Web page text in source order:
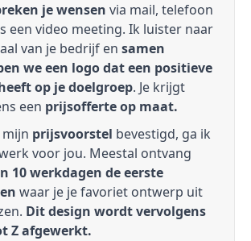
je wensen via mail, telefoon
een video meeting. Ik luister naar
van je bedrijf en samen
we een logo dat een positieve
op je doelgroep. Je krijgt
een prijsofferte op maat.
prijsvoorstel bevestigd, ga ik
voor jou. Meestal ontvang
10 werkdagen de eerste
waar je je favoriet ontwerp uit
Dit design wordt vervolgens
Z afgewerkt.